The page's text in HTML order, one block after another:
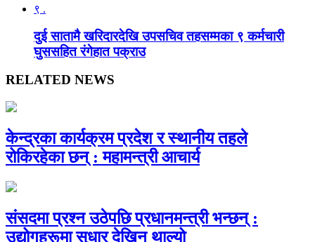
९ .
दुई सातामै खरिदारदेखि उपसचिव तहसम्मका ९ कर्मचारी
घुससहित रंगेहात पक्राउ
RELATED NEWS
केन्द्रका कार्यक्रम प्रदेश र स्थानीय तहले
रोकिरहेका छन् : महामन्त्री आचार्य
संसदमा प्रश्न उठेपछि प्रधानमन्त्री भन्छन् :
उद्योगहरूमा सुधार देखिन थाल्यो